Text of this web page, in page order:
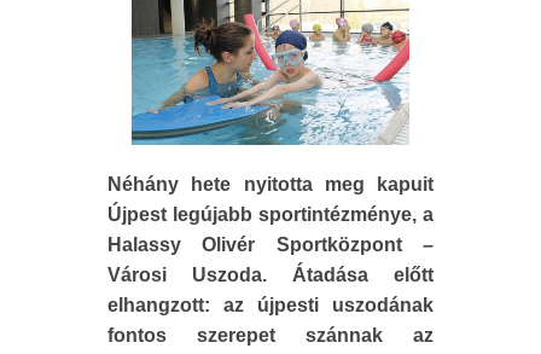
Néhány hete nyitotta meg kapuit
Újpest legújabb sportintézménye, a
Halassy Olivér Sportközpont –
Városi Uszoda. Átadása előtt
elhangzott: az újpesti uszodának
fontos szerepet szánnak az